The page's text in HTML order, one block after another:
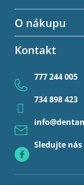
Kontaktní formulář
Endodoncie
Provizorní korunky
Anestezie
Profylaxe
O nákupu
Kontakt
info@
777 244 005
734 898 423
Sledujte nás